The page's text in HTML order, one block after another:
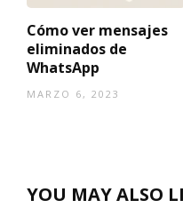
Cómo ver mensajes
eliminados de
WhatsApp
MARZO 6, 2023
YOU MAY ALSO